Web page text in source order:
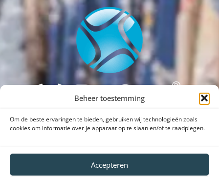
Beheer toestemming
Om de beste ervaringen te bieden, gebruiken wij technologieën zoals
cookies om informatie over je apparaat op te slaan en/of te raadplegen.
Accepteren
SHARE VEDOSIGN WITH FRIENDS